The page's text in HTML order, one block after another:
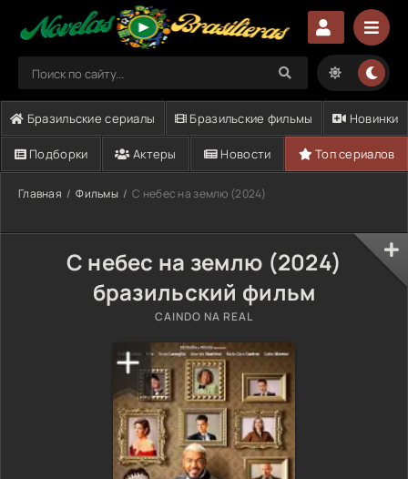
Бразильские сериалы Бразильские фильмы Новинки
Подборки Актеры Новости Топ сериалов
Главная Фильмы С небес на землю (2024)
С небес на землю (2024)
бразильский фильм
CAINDO NA REAL